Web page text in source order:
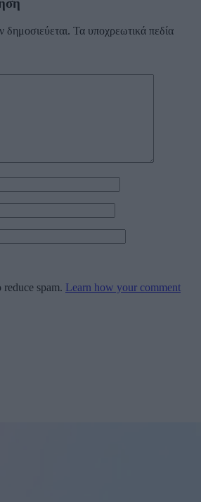
δημοσιεύεται. Τα υποχρεωτικά πεδία
spam. Learn how your comment